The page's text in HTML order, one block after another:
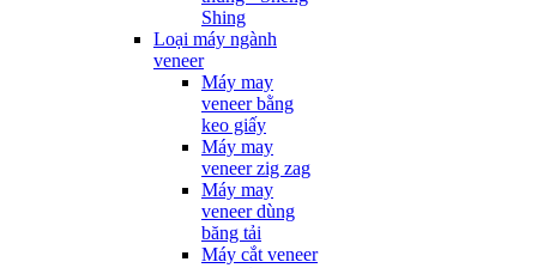
Shing
Loại máy ngành
veneer
Máy may
veneer bằng
keo giấy
Máy may
veneer zig zag
Máy may
veneer dùng
băng tải
Máy cắt veneer